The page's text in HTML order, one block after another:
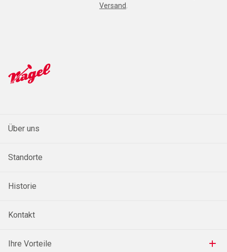
Versand
Über uns
Standorte
Historie
Kontakt
Ihre Vorteile